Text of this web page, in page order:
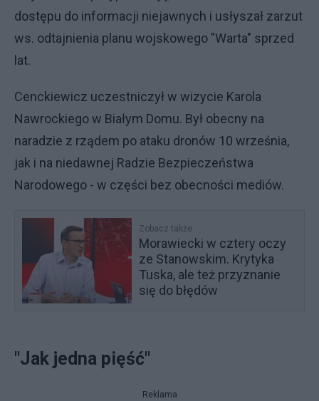
dostępu do informacji niejawnych i usłyszał zarzut
ws. odtajnienia planu wojskowego "Warta" sprzed
lat.
Cenckiewicz uczestniczył w wizycie Karola
Nawrockiego w Białym Domu. Był obecny na
naradzie z rządem po ataku dronów 10 września,
jak i na niedawnej Radzie Bezpieczeństwa
Narodowego - w części bez obecności mediów.
Zobacz także
Morawiecki w cztery oczy
ze Stanowskim. Krytyka
Tuska, ale też przyznanie
się do błędów
"Jak jedna pięść"
Reklama